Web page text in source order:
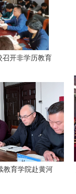
开非学历教育
教育学院赴黄河